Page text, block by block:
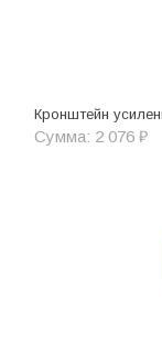
Кронштейн
Сумма: 2 076 ₽